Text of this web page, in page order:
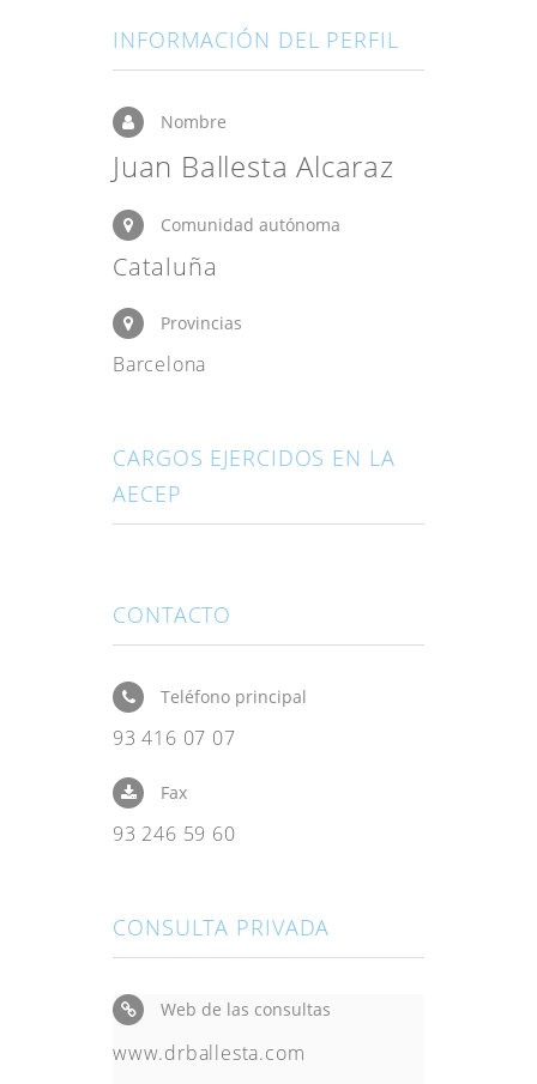
INFORMACIÓN DEL PERFIL
Nombre
Juan Ballesta Alcaraz
Comunidad autónoma
Cataluña
Provincias
Barcelona
CARGOS EJERCIDOS EN LA
AECEP
CONTACTO
Teléfono principal
93 416 07 07
Fax
93 246 59 60
CONSULTA PRIVADA
Web de las consultas
www.drballesta.com